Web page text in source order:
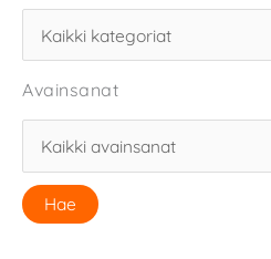
Avainsanat